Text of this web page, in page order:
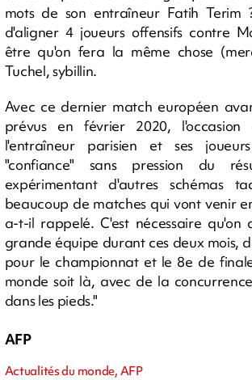
mots de son entraîneur Fatih Terim
d'aligner 4 joueurs offensifs contre
être qu'on fera la même chose
Tuchel, sybillin.
Avec ce dernier match européen
prévus en février 2020,
l'entraîneur parisien et ses
"confiance" sans pression du
expérimentant d'autres schémas
beaucoup de matches qui vont venir
a-t-il rappelé. C'est nécessaire qu'on
grande équipe durant ces deux mois,
pour le championnat et le 8e de
monde soit là, avec de la
dans les pieds."
AFP
Actualités du monde, AFP